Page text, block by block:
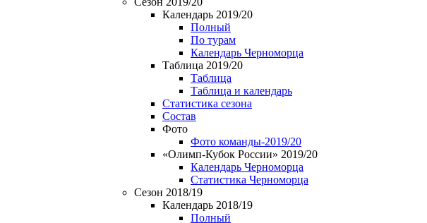
Календарь 2019/20
Полный
По турам
Календарь Черноморца
Таблица 2019/20
Таблица
Таблица и календарь
Статистика сезона
Состав
Фото
Фото команды-2019/20
«Олимп-Кубок России» 2019/20
Календарь Черноморца
Статистика Черноморца
Сезон 2018/19
Календарь 2018/19
Полный